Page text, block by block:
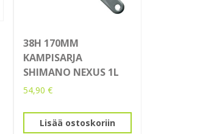
38H 170MM
KAMPISARJA
SHIMANO NEXUS 1L
54,90 €
Lisää ostoskoriin